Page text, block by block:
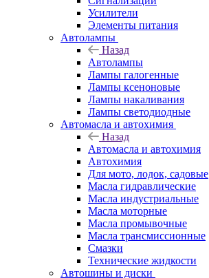
Усилители
Элементы питания
Автолампы
Назад
Автолампы
Лампы галогенные
Лампы ксеноновые
Лампы накаливания
Лампы светодиодные
Автомасла и автохимия
Назад
Автомасла и автохимия
Автохимия
Для мото, лодок, садовые
Масла гидравлические
Масла индустриальные
Масла моторные
Масла промывочные
Масла трансмиссионные
Смазки
Технические жидкости
Автошины и диски